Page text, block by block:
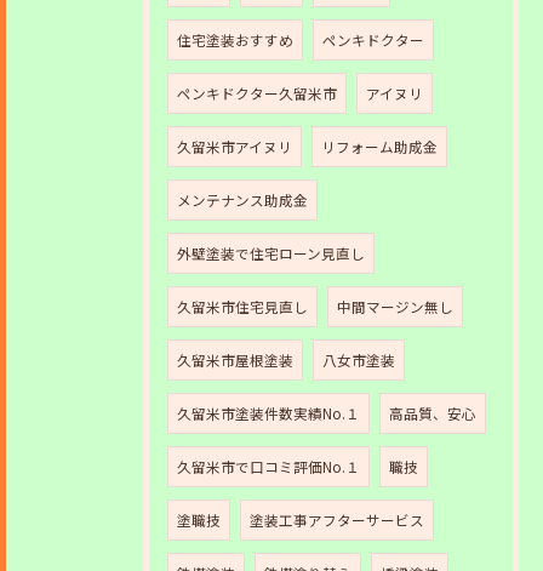
住宅塗装おすすめ ペンキドクター
ペンキドクター久留米市 アイヌリ
久留米市アイヌリ リフォーム助成金
メンテナンス助成金
外壁塗装で住宅ローン見直し
久留米市住宅見直し 中間マージン無し
久留米市屋根塗装 八女市塗装
久留米市塗装件数実績No.１ 高品質、安心
久留米市で口コミ評価No.１ 職技
塗職技 塗装工事アフターサービス